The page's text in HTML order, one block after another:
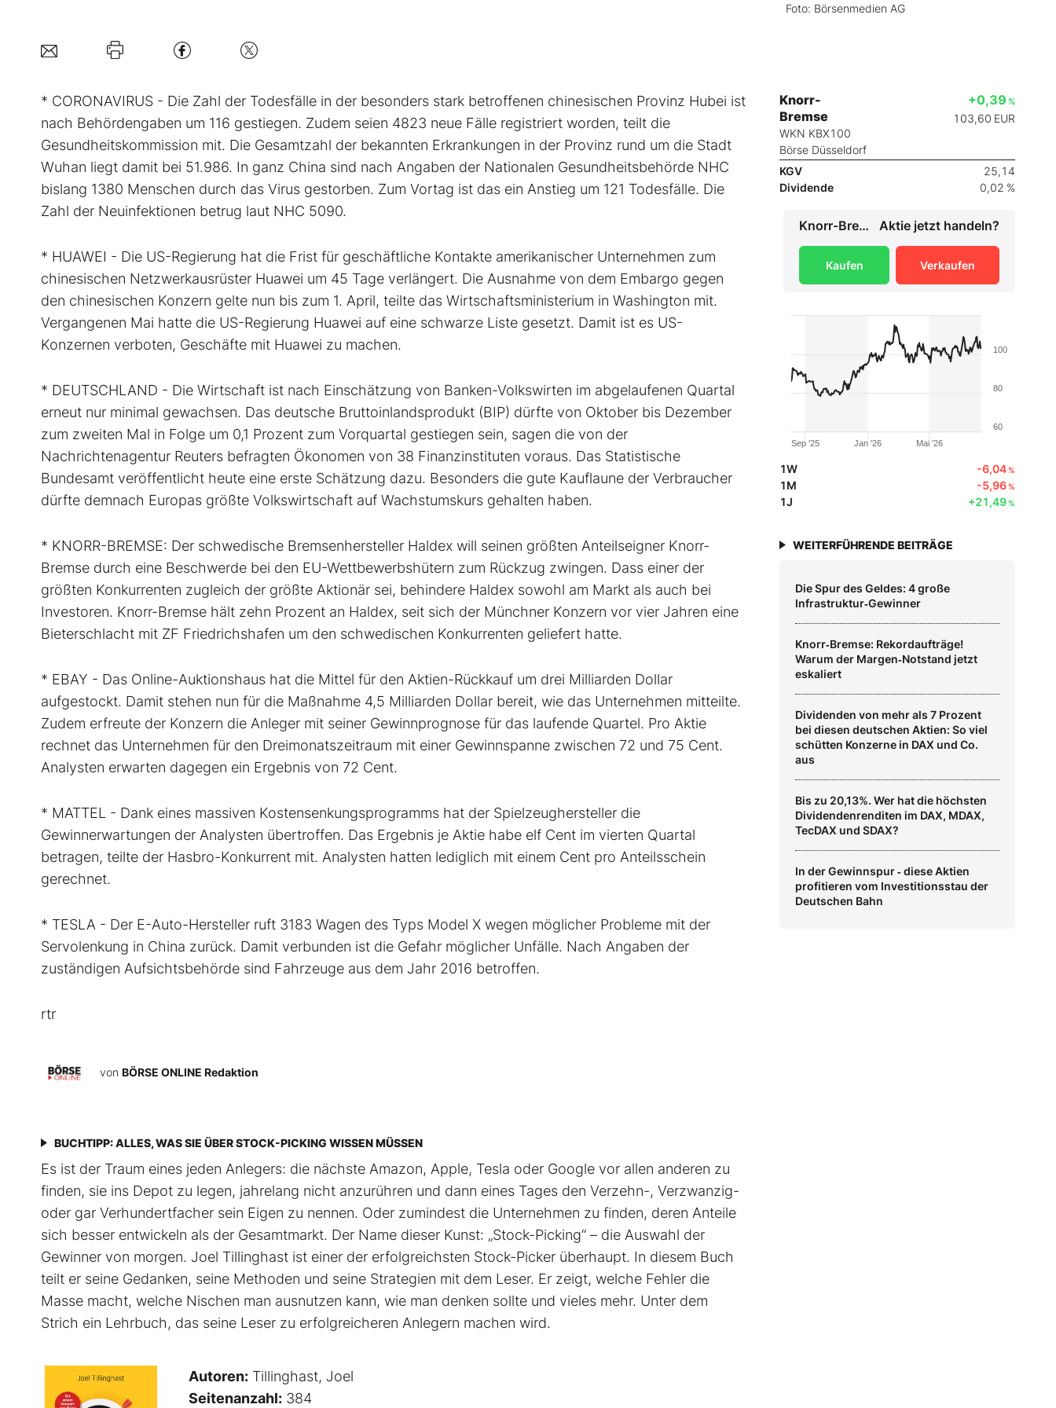
Foto: Börsenmedien AG
* CORONAVIRUS - Die Zahl der Todesfälle in der besonders stark betroffenen chinesischen Provinz Hubei ist
nach Behördengaben um 116 gestiegen. Zudem seien 4823 neue Fälle registriert worden, teilt die
Gesundheitskommission mit. Die Gesamtzahl der bekannten Erkrankungen in der Provinz rund um die Stadt
Wuhan liegt damit bei 51.986. In ganz China sind nach Angaben der Nationalen Gesundheitsbehörde NHC
bislang 1380 Menschen durch das Virus gestorben. Zum Vortag ist das ein Anstieg um 121 Todesfälle. Die
Zahl der Neuinfektionen betrug laut NHC 5090.
* HUAWEI - Die US-Regierung hat die Frist für geschäftliche Kontakte amerikanischer Unternehmen zum
chinesischen Netzwerkausrüster Huawei um 45 Tage verlängert. Die Ausnahme von dem Embargo gegen
den chinesischen Konzern gelte nun bis zum 1. April, teilte das Wirtschaftsministerium in Washington mit.
Vergangenen Mai hatte die US-Regierung Huawei auf eine schwarze Liste gesetzt. Damit ist es US-
Konzernen verboten, Geschäfte mit Huawei zu machen.
* DEUTSCHLAND - Die Wirtschaft ist nach Einschätzung von Banken-Volkswirten im abgelaufenen Quartal
erneut nur minimal gewachsen. Das deutsche Bruttoinlandsprodukt (BIP) dürfte von Oktober bis Dezember
zum zweiten Mal in Folge um 0,1 Prozent zum Vorquartal gestiegen sein, sagen die von der
Nachrichtenagentur Reuters befragten Ökonomen von 38 Finanzinstituten voraus. Das Statistische
Bundesamt veröffentlicht heute eine erste Schätzung dazu. Besonders die gute Kauflaune der Verbraucher
dürfte demnach Europas größte Volkswirtschaft auf Wachstumskurs gehalten haben.
* KNORR-BREMSE: Der schwedische Bremsenhersteller Haldex will seinen größten Anteilseigner Knorr-
Bremse durch eine Beschwerde bei den EU-Wettbewerbshütern zum Rückzug zwingen. Dass einer der
größten Konkurrenten zugleich der größte Aktionär sei, behindere Haldex sowohl am Markt als auch bei
Investoren. Knorr-Bremse hält zehn Prozent an Haldex, seit sich der Münchner Konzern vor vier Jahren eine
Bieterschlacht mit ZF Friedrichshafen um den schwedischen Konkurrenten geliefert hatte.
* EBAY - Das Online-Auktionshaus hat die Mittel für den Aktien-Rückkauf um drei Milliarden Dollar
aufgestockt. Damit stehen nun für die Maßnahme 4,5 Milliarden Dollar bereit, wie das Unternehmen mitteilte.
Zudem erfreute der Konzern die Anleger mit seiner Gewinnprognose für das laufende Quartel. Pro Aktie
rechnet das Unternehmen für den Dreimonatszeitraum mit einer Gewinnspanne zwischen 72 und 75 Cent.
Analysten erwarten dagegen ein Ergebnis von 72 Cent.
* MATTEL - Dank eines massiven Kostensenkungsprogramms hat der Spielzeughersteller die
Gewinnerwartungen der Analysten übertroffen. Das Ergebnis je Aktie habe elf Cent im vierten Quartal
betragen, teilte der Hasbro-Konkurrent mit. Analysten hatten lediglich mit einem Cent pro Anteilsschein
gerechnet.
* TESLA - Der E-Auto-Hersteller ruft 3183 Wagen des Typs Model X wegen möglicher Probleme mit der
Servolenkung in China zurück. Damit verbunden ist die Gefahr möglicher Unfälle. Nach Angaben der
zuständigen Aufsichtsbehörde sind Fahrzeuge aus dem Jahr 2016 betroffen.
rtr
von BÖRSE ONLINE Redaktion
BUCHTIPP: ALLES, WAS SIE ÜBER STOCK-PICKING WISSEN MÜSSEN
Es ist der Traum eines jeden Anlegers: die nächste Amazon, Apple, Tesla oder Google vor allen anderen zu
finden, sie ins Depot zu legen, jahrelang nicht anzurühren und dann eines Tages den Verzehn-, Verzwanzig-
oder gar Verhundertfacher sein Eigen zu nennen. Oder zumindest die Unternehmen zu finden, deren Anteile
sich besser entwickeln als der Gesamtmarkt. Der Name dieser Kunst: „Stock-Picking“ – die Auswahl der
Gewinner von morgen. Joel Tillinghast ist einer der erfolgreichsten Stock-Picker überhaupt. In diesem Buch
teilt er seine Gedanken, seine Methoden und seine Strategien mit dem Leser. Er zeigt, welche Fehler die
Masse macht, welche Nischen man ausnutzen kann, wie man denken sollte und vieles mehr. Unter dem
Strich ein Lehrbuch, das seine Leser zu erfolgreicheren Anlegern machen wird.
Autoren: Tillinghast, Joel
Seitenanzahl: 384
Knorr-
Bremse
WKN KBX100
Börse Düsseldorf
+0,39 %
103,60 EUR
KGV
25,14
Dividende
0,02 %
Knorr-Bremse Aktie jetzt handeln?
Kaufen Verkaufen
Jan '26
Sep '25 Mai '26
60
80
100
1W -6,04%
1M -5,96%
1J +21,49%
WEITERFÜHRENDE BEITRÄGE
Die Spur des Geldes: 4 große
Infrastruktur‑Gewinner
Knorr‑Bremse: Rekordaufträge!
Warum der Margen‑Notstand jetzt
eskaliert
Dividenden von mehr als 7 Prozent
bei diesen deutschen Aktien: So viel
schütten Konzerne in DAX und Co.
aus
Bis zu 20,13%. Wer hat die höchsten
Dividendenrenditen im DAX, MDAX,
TecDAX und SDAX?
In der Gewinnspur ‑ diese Aktien
profitieren vom Investitionsstau der
Deutschen Bahn